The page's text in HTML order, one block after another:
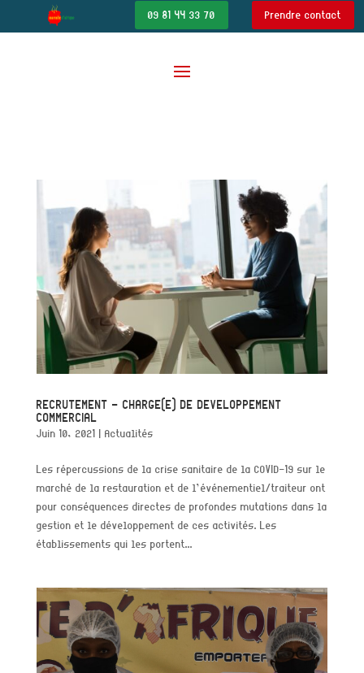
09 81 44 33 70 Prendre contact
RECRUTEMENT – CHARGE(E) DE DEVELOPPEMENT
COMMERCIAL
Juin 10, 2021 | Actualités
Les répercussions de la crise sanitaire de la COVID-19 sur le
marché de la restauration et de l’événementiel/traiteur ont
pour conséquences directes de profondes mutations dans la
gestion et le développement de ces activités. Les
établissements qui les portent...